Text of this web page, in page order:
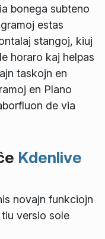
bonega subteno
estas
stangoj, kiuj
horaro kaj helpas
taskojn en
en Plano
de via
Kdenlive
novajn funkciojn
versio sole